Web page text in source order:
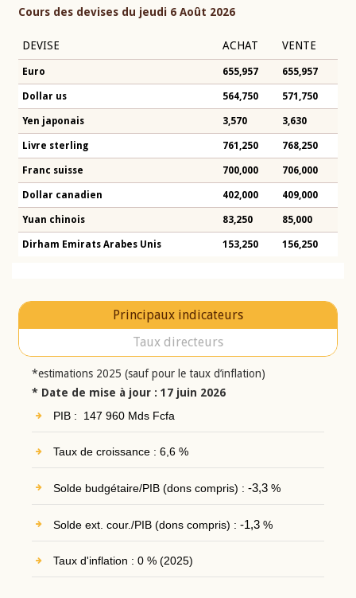
Cours des devises du jeudi 6 Août 2026
DEVISE ACHAT VENTE
Euro 655,957 655,957
Dollar us 564,750 571,750
Yen japonais 3,570 3,630
Livre sterling 761,250 768,250
Franc suisse 700,000 706,000
Dollar canadien 402,000 409,000
Yuan chinois 83,250 85,000
Dirham Emirats Arabes Unis 153,250 156,250
Principaux indicateurs
Taux directeurs
*estimations 2025 (sauf pour le taux d’inflation)
* Date de mise à jour : 17 juin 2026
PIB : 147 960 Mds Fcfa
Taux de croissance : 6,6 %
Solde budgétaire/PIB (dons compris) : -3,3%
Solde ext. cour./PIB (dons compris) : -1,3%
Taux d'inflation : 0 % (2025)